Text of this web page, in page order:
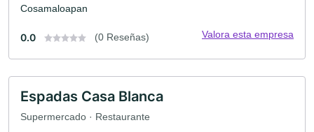
Cosamaloapan
0.0 (0 Reseñas) Valora esta empresa
Espadas Casa Blanca
Supermercado · Restaurante